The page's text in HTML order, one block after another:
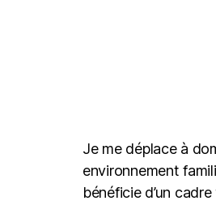
Je me déplace à
environnement
bénéficie d’un